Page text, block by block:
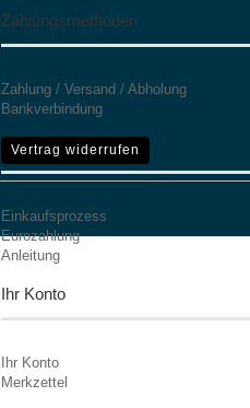
Zahlungsmethoden
Zahlung / Versand / Abholung
Bankverbindung
Mehr Informationen
Einkaufsprozess
Eurozahlung
Anleitung
Ihr Konto
Ihr Konto
Merkzettel
Vertrag widerrufen